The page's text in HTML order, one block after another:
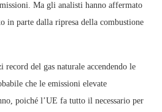
Ma gli analisti hanno affermato
in parte dalla ripresa della combustione
record del gas naturale accendendo le
che le emissioni elevate
poiché l’UE fa tutto il necessario per